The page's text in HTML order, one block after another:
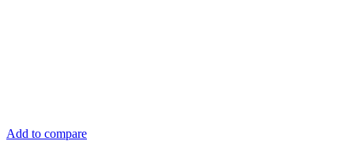
Add to compare